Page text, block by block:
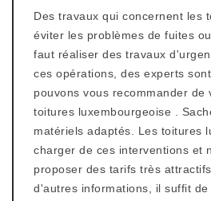
Des travaux qui concernent les
éviter les problèmes de fuites
faut réaliser des travaux
ces opérations, des experts
pouvons vous recommander de
toitures luxembourgeoise .
matériels adaptés. Les toitures
charger de ces interventions et
proposer des tarifs très
d'autres informations, il suffit